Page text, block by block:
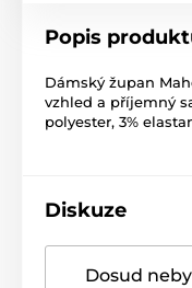
Popis
Dámský župan
vzhled a příjemný
polyester, 3%
Diskuze
Dosud